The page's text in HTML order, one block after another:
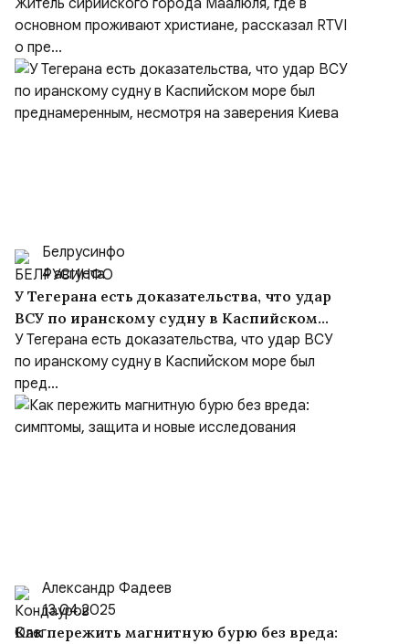
Житель сирийского города Маалюля, где в
основном проживают христиане, рассказал RTVI
о пре...
Белрусинфо
4 августа
У Тегерана есть доказательства, что удар
ВСУ по иранскому судну в Каспийском
море был преднамеренным, несмотря на
заверения Киева
У Тегерана есть доказательства, что удар ВСУ
по иранскому судну в Каспийском море был
пред...
Александр Фадеев
13.04.2025
Как пережить магнитную бурю без вреда: